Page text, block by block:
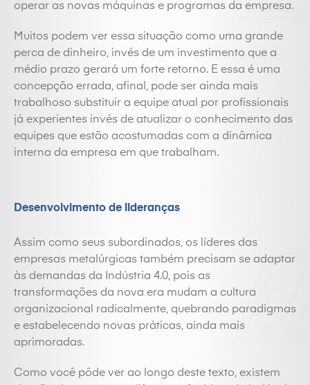
operar as novas máquinas e programas da empresa.
Muitos podem ver essa situação como uma grande
perca de dinheiro, invés de um investimento que a
médio prazo gerará um forte retorno. E essa é uma
concepção errada, afinal, pode ser ainda mais
trabalhoso substituir a equipe atual por profissionais
já experientes invés de atualizar o conhecimento das
equipes que estão acostumadas com a dinâmica
interna da empresa em que trabalham.
Desenvolvimento de lideranças
Assim como seus subordinados, os líderes das
empresas metalúrgicas também precisam se adaptar
às demandas da Indústria 4.0, pois as
transformações da nova era mudam a cultura
organizacional radicalmente, quebrando paradigmas
e estabelecendo novas práticas, ainda mais
aprimoradas.
Como você pôde ver ao longo deste texto, existem